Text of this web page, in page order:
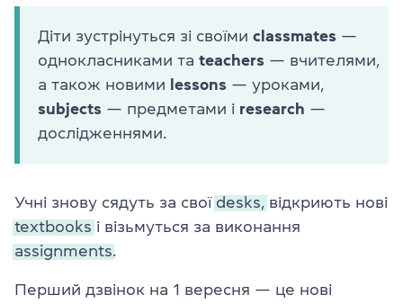
Діти зустрінуться зі своїми classmates —
однокласниками та teachers — вчителями,
а також новими
lessons — уроками,
subjects — предметами і research —
дослідженнями.
Учні знову сядуть за свої desks,
відкриють нові
textbooks і візьмуться за виконання
assignments.
Перший дзвінок на 1 вересня — це нові